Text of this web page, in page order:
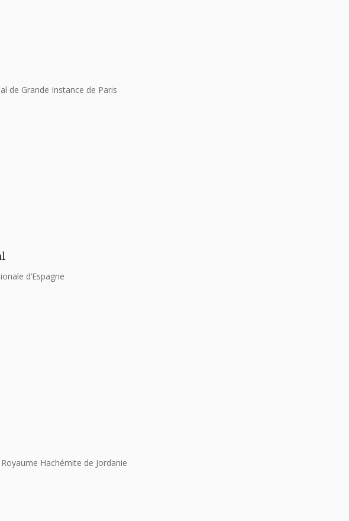
de Grande Instance de Paris
d’Espagne
Hachémite de Jordanie